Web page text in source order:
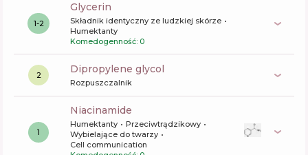
1-2
glycerin
Składnik identyczny ze ludzkiej skórze
Humektanty
Komedogenność: 0
2 dipropylene glycol
Rozpuszczalnik
1
niacinamide
Humektanty
Przeciwtrądzikowy
Wybielające do twarzy
Cell communication